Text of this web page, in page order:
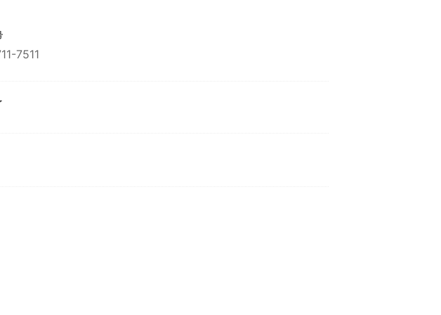
7511